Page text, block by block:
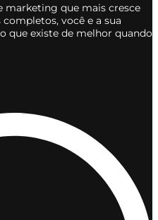
marketing que mais cresce
você e a sua
que existe de melhor quando